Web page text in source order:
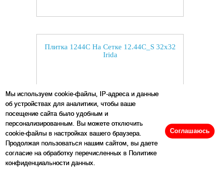
Мы используем cookie-файлы, IP-адреса и данные
об устройствах для аналитики, чтобы ваше
посещение сайта было удобным и
персонализированным. Вы можете отключить
cookie-файлы в настройках вашего браузера.
Продолжая пользоваться нашим сайтом, вы даете
согласие на обработку перечисленных в Политике
конфиденциальности данных.
Соглашаюсь
Плитка 1244C На Сетке 12.44C_S 32x32
Irida